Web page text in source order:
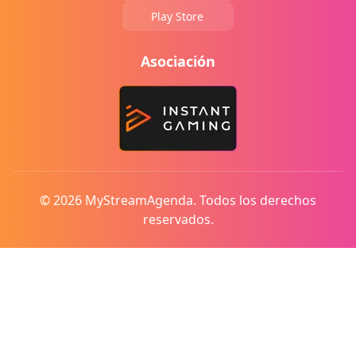
Play Store
Asociación
© 2026 MyStreamAgenda. Todos los derechos
reservados.